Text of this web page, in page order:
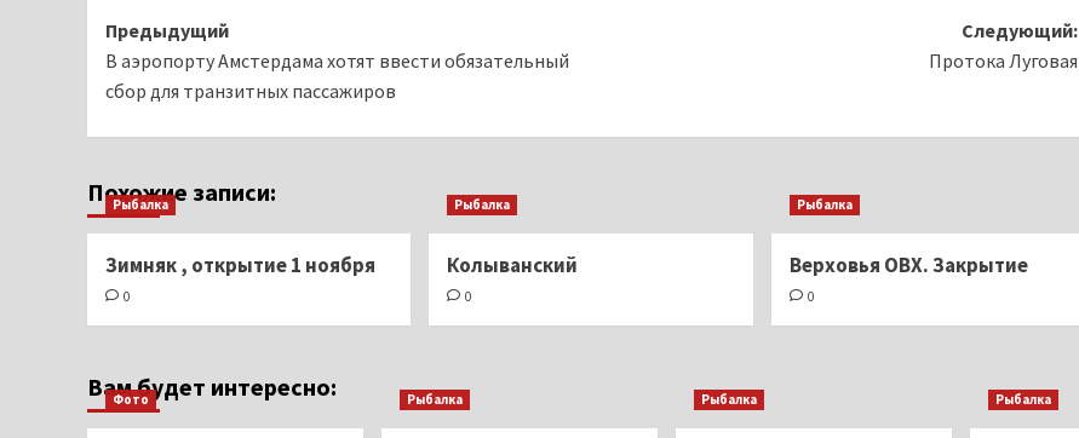
Навигация
записи
Предыдущий
В аэропорту Амстердама хотят ввести обязательный
сбор для транзитных пассажиров
Следующий:
Протока Луговая
Похожие записи:
Рыбалка
Зимняк , открытие 1 ноября
0
Рыбалка
Колыванский
0
Рыбалка
Верховья ОВХ. Закрытие
0
Вам будет интересно:
Фото Рыбалка Рыбалка Рыбалка